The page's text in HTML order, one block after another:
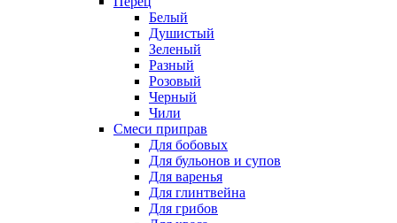
Белый
Душистый
Зеленый
Разный
Розовый
Черный
Чили
Смеси приправ
Для бобовых
Для бульонов и супов
Для варенья
Для глинтвейна
Для грибов